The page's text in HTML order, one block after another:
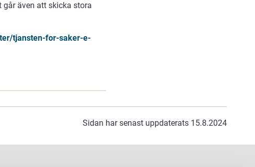
även att skicka stora
tjansten-for-saker-e-
Sidan har senast uppdaterats 15.8.2024